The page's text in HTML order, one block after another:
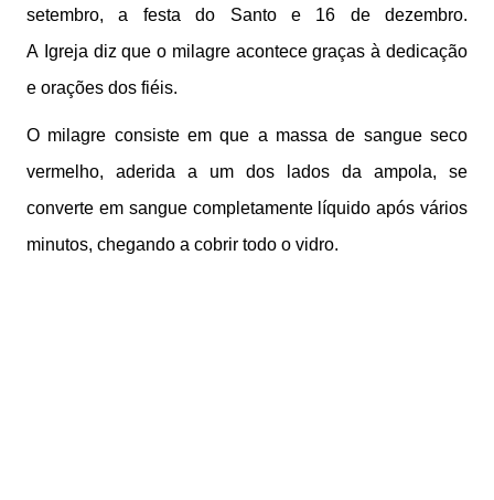
setembro, a festa do Santo e 16 de dezembro.
A Igreja diz que o milagre acontece graças à dedicação
e orações dos fiéis.
O milagre consiste em que a massa de sangue seco
vermelho, aderida a um dos lados da ampola, se
converte em sangue completamente líquido após vários
minutos, chegando a cobrir todo o vidro.